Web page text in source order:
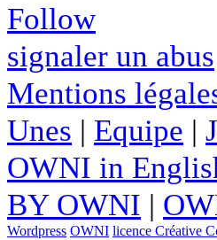
Follow
signaler un abus
Mentions
Unes | Equipe |
OWNI in
BY OWNI |
Wordpress OWNI licence Créative